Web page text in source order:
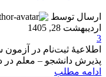
ارسال توسط
اردیبهشت 28, 1405
3
اطلاعیۀ‌ ثبت‌نام‌ در‌
پذیرش دانشجو – معلم در
ادامه مطلب